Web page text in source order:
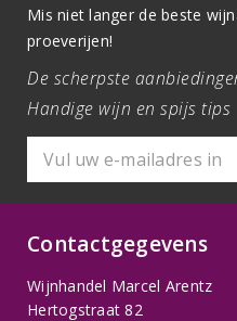
Mis niet langer de beste
proeverijen!
De scherpste
Handige wijn en spijs tips
Contactgegevens
Wijnhandel Marcel Arentz
Hertogstraat 82